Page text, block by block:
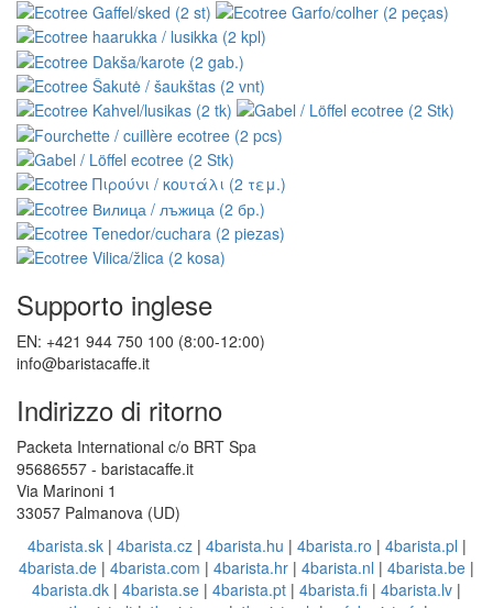
Supporto inglese
EN: +421 944 750 100 (8:00-12:00)
info@baristacaffe.it
Indirizzo di ritorno
Packeta International c/o BRT Spa
95686557 - baristacaffe.it
Via Marinoni 1
33057 Palmanova (UD)
4barista.sk| 4barista.cz| 4barista.hu | 4barista.ro | 4barista.pl |
4barista.de | 4barista.com | 4barista.hr | 4barista.nl | 4barista.be |
4barista.dk | 4barista.se | 4barista.pt | 4barista.fi | 4barista.lv |